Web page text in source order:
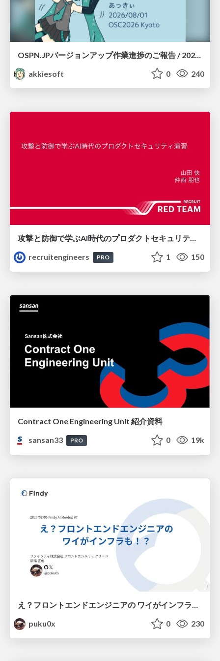
akkiesoft
0 240
攻撃と防御で学ぶAI時代のプロダクトセキュリティ演習
recruitengineers
PRO 1 150
Contract One Engineering Unit 紹介資料
sansan33
PRO 0 19k
puku0x
0 230